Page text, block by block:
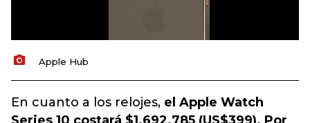
Apple Hub
En cuanto a los relojes, el Apple Watch